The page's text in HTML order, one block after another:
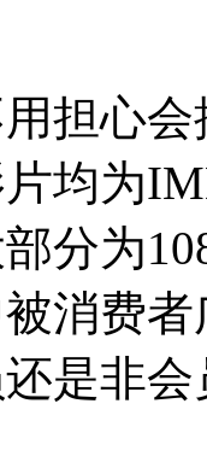
担心
均为
分为
消费
是非